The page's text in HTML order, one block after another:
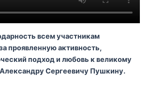
всем участникам
проявленную активность,
подход и любовь к великому
Александру Сергеевичу Пушкину.